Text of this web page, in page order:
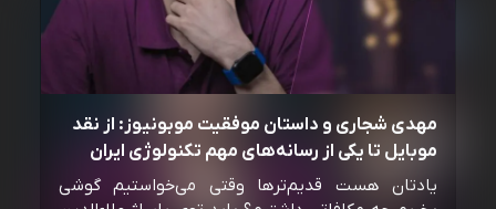
مهدی شجاری و داستان موفقیت موبونیوز: از نقد
موبایل تا یکی از رسانه‌‌های مهم تکنولوژی ایران
یادتان هست قدیم‌ترها وقتی می‌خواستیم گوشی